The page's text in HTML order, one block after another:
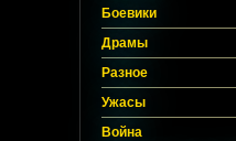
Боевики
Драмы
Разное
Ужасы
Война